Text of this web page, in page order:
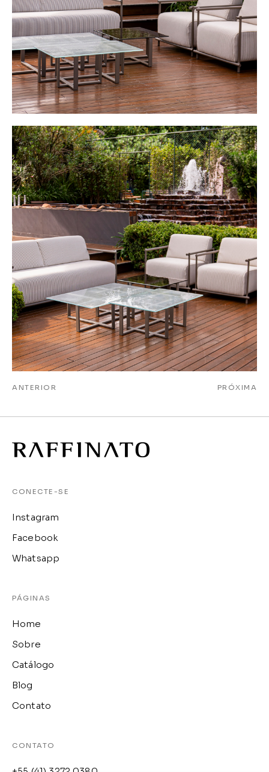
ANTERIOR PRÓXIMA
CONECTE-SE
Instagram
Facebook
Whatsapp
PÁGINAS
Home
Sobre
Catálogo
Blog
Contato
CONTATO